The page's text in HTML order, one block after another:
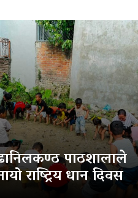
पाठशालाले
राष्ट्रिय धान दिवस